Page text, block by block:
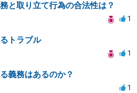
と取り立て行為の合法性は？
1
トラブル
1
義務はあるのか？
1